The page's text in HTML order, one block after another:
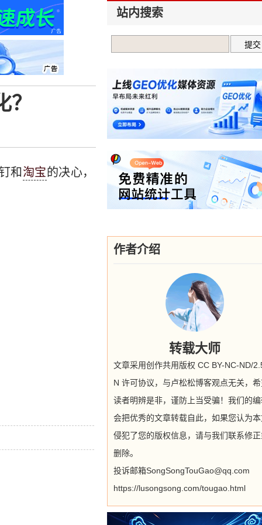
和 淘宝的决心，
站内搜索
作者介绍
转载大师
文章采用创作共用版权 CC BY-NC-ND/
N 许可协议，与卢松松博客观点无关，
读者明辨是非，谨防上当受骗！我们的
会把优秀的文章转载自此，如果您认为
侵犯了您的版权信息，请与我们联系修
删除。
投诉邮箱SongSongTouGao@qq.com
https://lusongsong.com/tougao.html